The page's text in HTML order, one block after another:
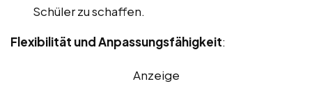
Schüler zu schaffen.
Flexibilität und Anpassungsfähigkeit:
Anzeige